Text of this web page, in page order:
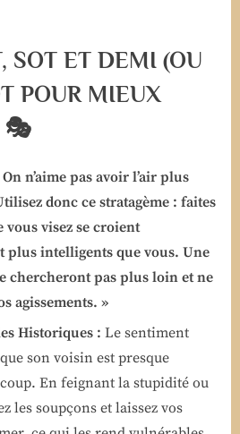
SOT ET DEMI (OU
POUR MIEUX
🎭
On n’aime pas avoir l’air plus
donc ce stratagème : faites
vous visez se croient
plus intelligents que vous. Une
chercheront pas plus loin et ne
agissements. »
Historiques : Le sentiment
son voisin est presque
En feignant la stupidité ou
les soupçons et laissez vos